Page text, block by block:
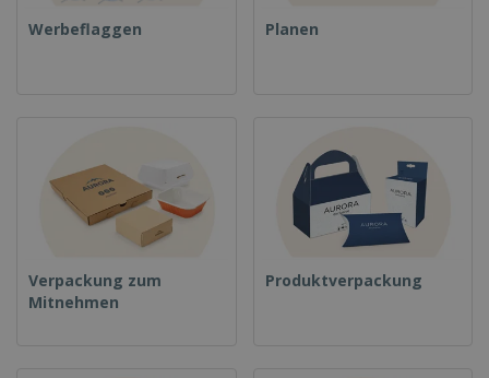
Werbeflaggen Planen
Verpackung zum
Mitnehmen
Produktverpackung